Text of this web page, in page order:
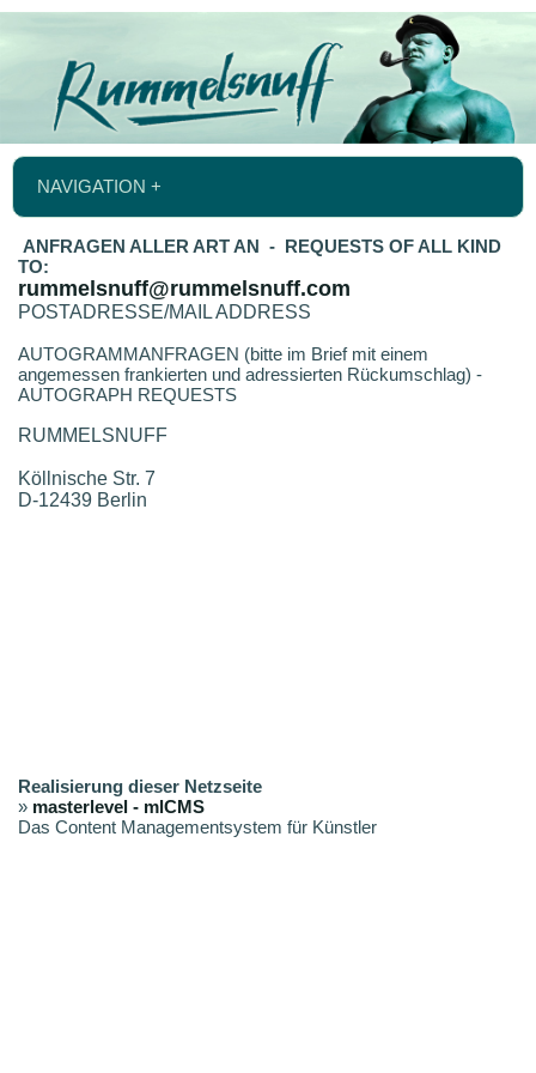
NAVIGATION +
ANFRAGEN ALLER ART AN - REQUESTS OF ALL KIND
TO:
rummelsnuff@rummelsnuff.com
POSTADRESSE/MAIL ADDRESS
AUTOGRAMMANFRAGEN (bitte im Brief mit einem
angemessen frankierten und adressierten Rückumschlag) -
AUTOGRAPH REQUESTS
RUMMELSNUFF
Köllnische Str. 7
D-12439 Berlin
Realisierung dieser Netzseite
» masterlevel - mlCMS
Das Content Managementsystem für Künstler